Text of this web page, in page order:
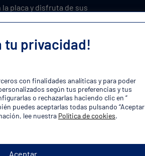
placa y disfruta de sus
tu privacidad!
con finalidades analíticas y para poder
según tus preferencias y tus
o rechazarlas haciendo clic en “
puedes aceptarlas todas pulsando “Aceptar
lee nuestra Política de cookies.
Aceptar